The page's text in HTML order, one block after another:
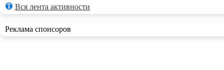
Вся лента активности
Реклама спонсоров